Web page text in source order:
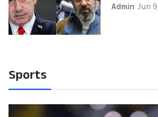
Admin Jun
Sports